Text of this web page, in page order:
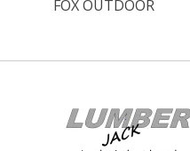
FOX OUTDOOR